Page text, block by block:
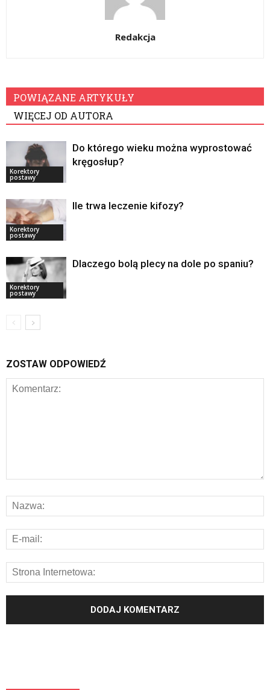
Redakcja
POWIĄZANE ARTYKUŁY
WIĘCEJ OD AUTORA
Korektory
postawy
Do którego wieku można wyprostować
kręgosłup?
Korektory
postawy
Ile trwa leczenie kifozy?
Korektory
postawy
Dlaczego bolą plecy na dole po spaniu?
ZOSTAW ODPOWIEDŹ